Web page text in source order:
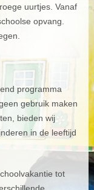
uurtjes. Vanaf
opvang.
programma
gebruik maken
bieden wij
in de leeftijd
tot